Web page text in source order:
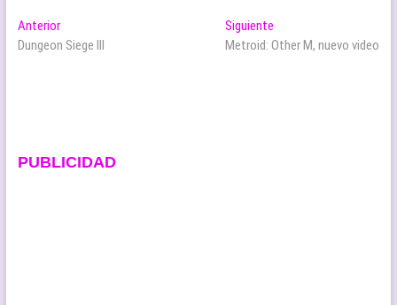
Navegación
de
AnteriorEntrada
anterior:
Dungeon Siege III
Siguiente
siguiente:
Metroid: Other M, nuevo video
PUBLICIDAD